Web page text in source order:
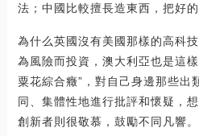
法；中國比較擅長造東西，把好的
為什么英國沒有美國那樣的高科
為風險而投資，澳大利亞也是這
粟花綜合癥”，對自己身邊那些出
同、集體性地進行批評和懷疑，
創新者則很敬慕，鼓勵不同凡響。